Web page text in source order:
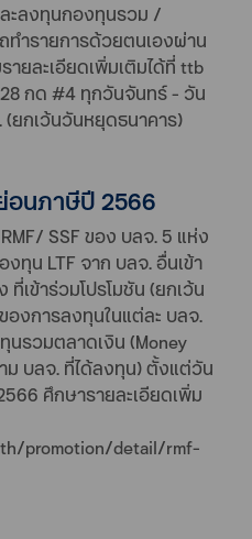
ะลงทุนกองทุนรวม /
ำรายการด้วยตนเองผ่าน
ยละเอียดเพิ่มเติมได้ที่ ttb
กด #4 ทุกวันจันทร์ - วัน
(ยกเว้นวันหยุดธนาคาร)
อนภาษีปี 2566
SSF ของ บลจ. 5 แห่ง
งทุน LTF จาก บลจ. อื่นเข้า
เข้าร่วมโปรโมชัน (ยกเว้น
องการลงทุนในแต่ละ บลจ.
นรวมตลาดเงิน (Money
ม บลจ. ที่ได้ลงทุน) ตั้งแต่วัน
ศึกษารายละเอียดเพิ่ม
promotion/detail/rmf-